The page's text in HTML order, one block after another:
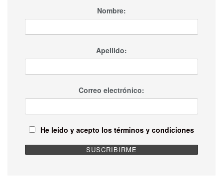
Nombre:
Apellido:
Correo electrónico:
He leído y acepto los términos y condiciones